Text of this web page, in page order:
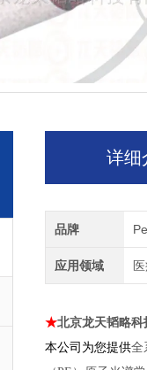
详细
品牌
应用领域
★北京龙天韬略
本公司为您提供全